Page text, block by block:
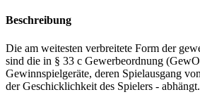
Beschreibung
Die am weitesten verbreitete Form der
sind die in § 33 c Gewerbeordnung
Gewinnspielgeräte, deren Spielausgang
der Geschicklichkeit des Spielers - abhängt.